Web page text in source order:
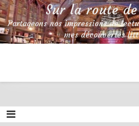
Skip
to
content
Sur la route
Partageons nos impressions de
mes découvertes